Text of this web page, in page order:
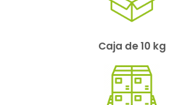
Caja de 10 kg